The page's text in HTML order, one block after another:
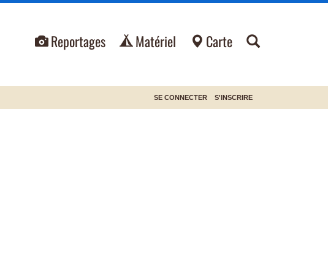
Reportages Matériel Carte
SE CONNECTER S'INSCRIRE